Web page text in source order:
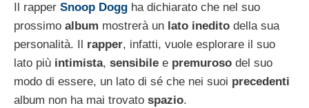
Il rapper Snoop Dogg ha dichiarato che nel suo
prossimo album mostrerà un lato inedito della sua
personalità. Il rapper, infatti, vuole esplorare il suo
lato più intimista, sensibile e premuroso del suo
modo di essere, un lato di sé che nei suoi precedenti
album non ha mai trovato spazio.